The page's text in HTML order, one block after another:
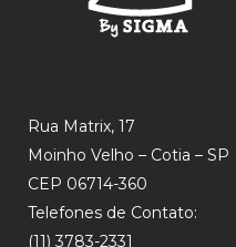
Rua Matrix, 17
Moinho Velho – Cotia – SP
CEP 06714-360
Telefones de Contato:
(11) 3783-2331